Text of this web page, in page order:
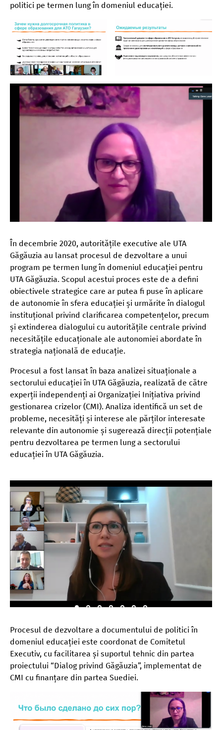
politici pe termen lung în domeniul educației.
În decembrie 2020, autoritățile executive ale UTA
Găgăuzia au lansat procesul de dezvoltare a unui
program pe termen lung în domeniul educației pentru
UTA Găgăuzia. Scopul acestui proces este de a defini
obiectivele strategice care ar putea fi puse în aplicare
de autonomie în sfera educației și urmărite în dialogul
instituțional privind clarificarea competențelor, precum
și extinderea dialogului cu autoritățile centrale privind
necesitățile educaționale ale autonomiei abordate în
strategia națională de educație.
Procesul a fost lansat în baza analizei situaționale a
sectorului educației în UTA Găgăuzia, realizată de către
experții independenți ai Organizației Inițiativa privind
gestionarea crizelor (CMI). Analiza identifică un set de
probleme, necesități și interese ale părților interesate
relevante din autonomie și sugerează direcții potențiale
pentru dezvoltarea pe termen lung a sectorului
educației în UTA Găgăuzia.
Procesul de dezvoltare a documentului de politici în
domeniul educației este coordonat de Comitetul
Executiv, cu facilitarea și suportul tehnic din partea
proiectului “Dialog privind Găgăuzia”, implementat de
CMI cu finanțare din partea Suediei.